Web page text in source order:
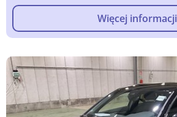
Więcej informacji